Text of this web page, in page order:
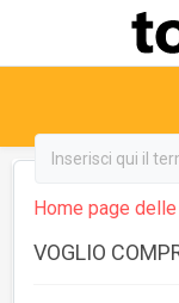
Home page
VOGLIO